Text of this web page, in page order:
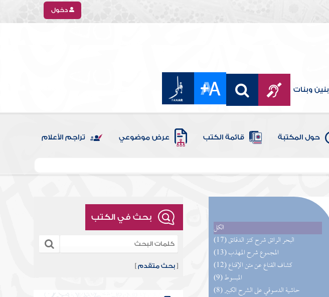
دخول
بنين وبنات
حول المكتبة قائمة الكتب عرض موضوعي تراجم الأعلام
الكل
(17) البحر الرائق شرح كنز الدقائق
(13) المجموع شرح المهذب
(12) كشاف القناع عن متن الإقناع
(9) المبسوط
(8) حاشية الدسوقي على الشرح الكبير
بحث في الكتب
[بحث متقدم ]